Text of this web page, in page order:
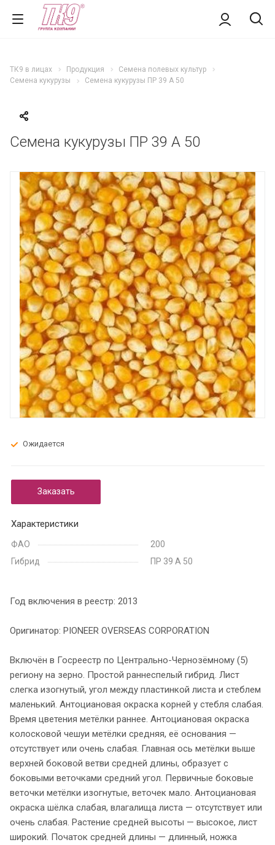
ТК9 в лицах Продукция
Семена полевых культур
Семена кукурузы
Семена кукурузы ПР 39 А 50
Семена кукурузы ПР 39 А 50
Ожидается
Заказать
Характеристики
ФАО
200
Гибрид
ПР 39 А 50
Год включения в реестр: 2013
Оригинатор: PIONEER OVERSEAS CORPORATION
Включён в Госреестр по Центрально-Чернозёмному (5)
региону на зерно. Простой раннеспелый гибрид. Лист
слегка изогнутый, угол между пластинкой листа и стеблем
маленький. Антоциановая окраска корней у стебля слабая.
Время цветения метёлки раннее. Антоциановая окраска
колосковой чешуи метёлки средняя, её основания —
отсутствует или очень слабая. Главная ось метёлки выше
верхней боковой ветви средней длины, образует с
боковыми веточками средний угол. Первичные боковые
веточки метёлки изогнутые, веточек мало. Антоциановая
окраска шёлка слабая, влагалища листа — отсутствует или
очень слабая. Растение средней высоты — высокое, лист
широкий. Початок средней длины — длинный, ножка